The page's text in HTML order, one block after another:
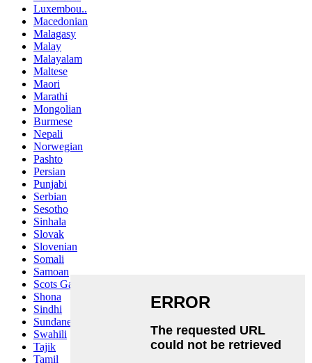
Luxembou..
Macedonian
Malagasy
Malay
Malayalam
Maltese
Maori
Marathi
Mongolian
Burmese
Nepali
Norwegian
Pashto
Persian
Punjabi
Serbian
Sesotho
Sinhala
Slovak
Slovenian
Somali
Samoan
Scots Gaelic
Shona
Sindhi
Sundanese
Swahili
Tajik
Tamil